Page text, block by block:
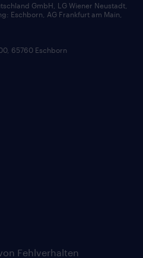
Fehlverhalten
GmbH, LG Wiener Neustadt,
Eschborn, AG Frankfurt am Main,
65760 Eschborn